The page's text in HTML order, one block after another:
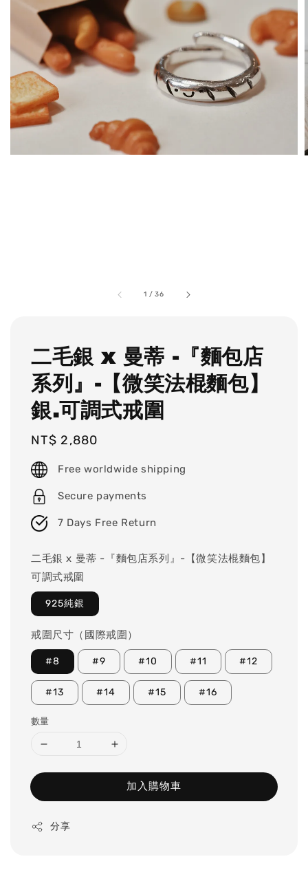
1 /36
二毛銀 x 曼蒂 -『麵包店
系列』-【微笑法棍麵包】
銀.可調式戒圍
Regular
price
NT$ 2,880
Free worldwide shipping
Secure payments
7 Days Free Return
二毛銀 x 曼蒂 -『麵包店系列』-【微笑法棍麵包】
可調式戒圍
925純銀
戒圍尺寸（國際戒圍）
#8 #9 #10 #11 #12
#13 #14 #15 #16
數量
加入購物車
分享